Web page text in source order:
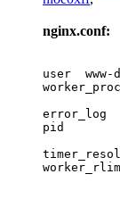
nginx.conf:
user  www-
error_log
pid        /